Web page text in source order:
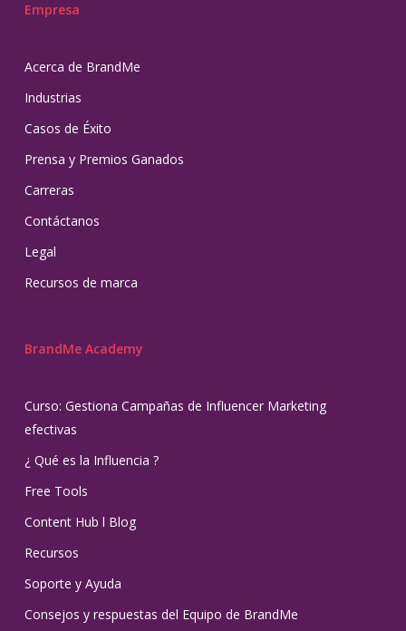
Empresa
Acerca de BrandMe
Industrias
Casos de Éxito
Prensa y Premios Ganados
Carreras
Contáctanos
Legal
Recursos de marca
BrandMe Academy
Curso: Gestiona Campañas de Influencer Marketing
efectivas
¿ Qué es la Influencia ?
Free Tools
Content Hub l Blog
Recursos
Soporte y Ayuda
Consejos y respuestas del Equipo de BrandMe